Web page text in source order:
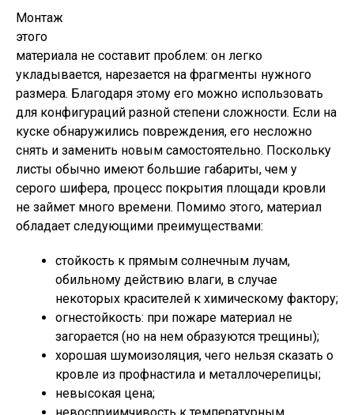
Монтаж
этого
материала не составит проблем: он легко
укладывается, нарезается на фрагменты нужного
размера. Благодаря этому его можно использовать
для конфигураций разной степени сложности. Если на
куске обнаружились повреждения, его несложно
снять и заменить новым самостоятельно. Поскольку
листы обычно имеют большие габариты, чем у
серого шифера, процесс покрытия площади кровли
не займет много времени. Помимо этого, материал
обладает следующими преимуществами:
стойкость к прямым солнечным лучам,
обильному действию влаги, в случае
некоторых красителей к химическому фактору;
огнестойкость: при пожаре материал не
загорается (но на нем образуются трещины);
хорошая шумоизоляция, чего нельзя сказать о
кровле из профнастила и металлочерепицы;
невысокая цена;